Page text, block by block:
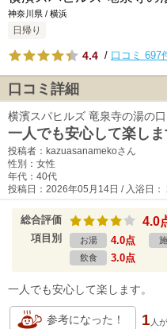
神奈川県 / 横浜
日帰り
4.4 / 口コミ 697
口コミ詳細
横濱スパヒルズ 竜泉寺の湯の口
一人でも安心して楽しま
投稿者：kazuasanamekoさん
性別：女性
年代：40代
投稿日：2026年05月14日 / 入浴日
総合評価 4.0
項目別 お湯 4.0点
飲食 3.0点
一人でも安心して楽します。
参考になった！ 1 人が